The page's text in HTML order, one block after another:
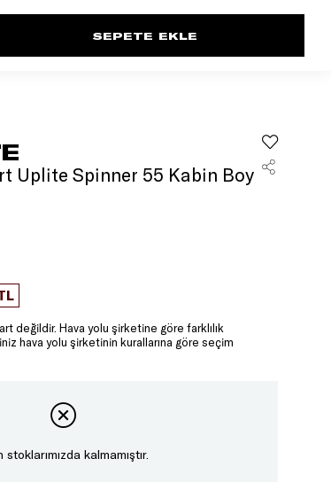
Uplite Spinner 55 Kabin Boy
değildir. Hava yolu şirketine göre farklılık
hava yolu şirketinin kurallarına göre seçim
stoklarımızda kalmamıştır.